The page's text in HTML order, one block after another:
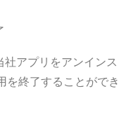
アプリをアンインス
を終了することができ